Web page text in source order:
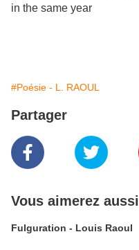
in the same year
#Poésie - L. RAOUL
Partager
Vous aimerez aussi
Fulguration - Louis Raoul